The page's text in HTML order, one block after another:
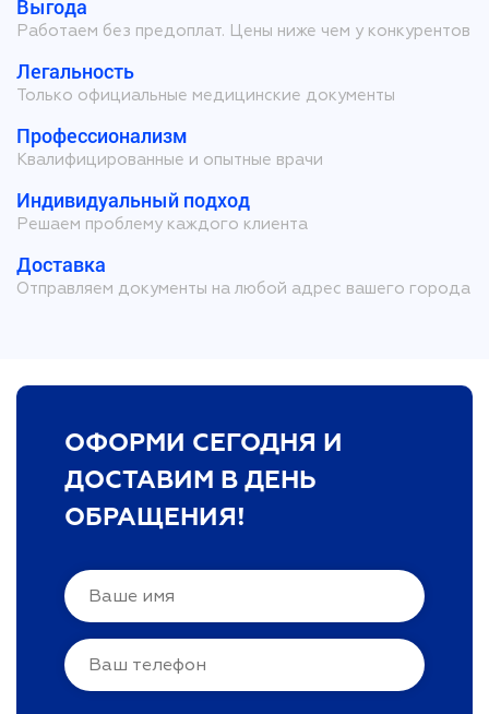
Выгода
Работаем без предоплат. Цены ниже чем у конкурентов
Легальность
Только официальные медицинские документы
Профессионализм
Квалифицированные и опытные врачи
Индивидуальный подход
Решаем проблему каждого клиента
Доставка
Отправляем документы на любой адрес вашего города
ОФОРМИ СЕГОДНЯ И
ДОСТАВИМ В ДЕНЬ
ОБРАЩЕНИЯ!